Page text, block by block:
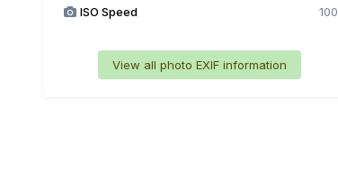
ISO Speed 100
View all photo EXIF information